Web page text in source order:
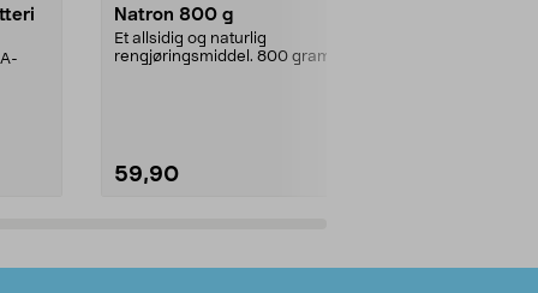
Natron 800 g
Et allsidig og naturlig
rengjøringsmiddel. 800 gram
59,90